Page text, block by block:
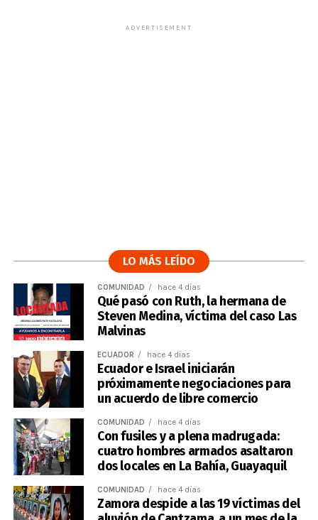
ADVERTISEMENT
LO MÁS LEÍDO
COMUNIDAD hace 4 días
Qué pasó con Ruth, la hermana de
Steven Medina, víctima del caso Las
Malvinas
ECUADOR hace 4 días
Ecuador e Israel iniciarán
próximamente negociaciones para
un acuerdo de libre comercio
COMUNIDAD hace 4 días
Con fusiles y a plena madrugada:
cuatro hombres armados asaltaron
dos locales en La Bahía, Guayaquil
COMUNIDAD hace 4 días
Zamora despide a las 19 víctimas del